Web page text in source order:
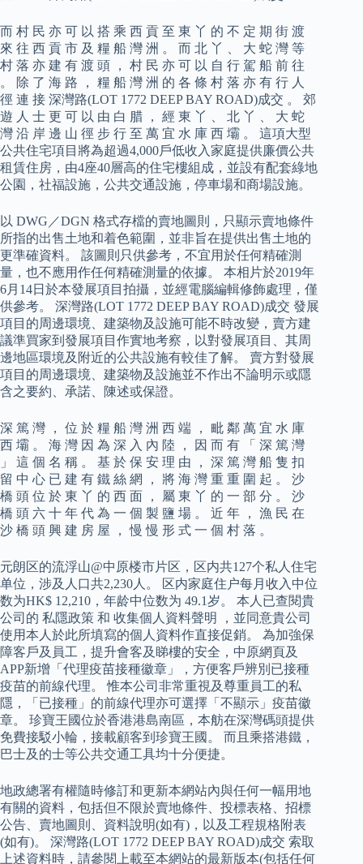
而 村 民 亦 可 以 搭 乘 西 貢 至 東 丫 的 不 定 期 街 渡
來 往 西 貢 市 及 糧 船 灣 洲 。 而 北 丫 、 大 蛇 灣 等
村 落 亦 建 有 渡 頭 ， 村 民 亦 可 以 自 行 駕 船 前 往
。 除 了 海 路 ， 糧 船 灣 洲 的 各 條 村 落 亦 有 行 人
徑 連 接 深灣路(LOT 1772 DEEP BAY ROAD)成交 。 郊
遊 人 士 更 可 以 由 白 腊 ， 經 東 丫 、 北 丫 、 大 蛇
灣 沿 岸 邊 山 徑 步 行 至 萬 宜 水 庫 西 壩 。 這項大型
公共住宅項目將為超過4,000戶低收入家庭提供廉價公共
租賃住房，由4座40層高的住宅樓組成，並設有配套綠地
公園，社福設施，公共交通設施，停車場和商場設施。
以 DWG／DGN 格式存檔的賣地圖則，只顯示賣地條件
所指的出售土地和着色範圍，並非旨在提供出售土地的
更準確資料。 該圖則只供參考，不宜用於任何精確測
量，也不應用作任何精確測量的依據。 本相片於2019年
6月14日於本發展項目拍攝，並經電腦編輯修飾處理，僅
供參考。 深灣路(LOT 1772 DEEP BAY ROAD)成交 發展
項目的周邊環境、建築物及設施可能不時改變，賣方建
議準買家到發展項目作實地考察，以對發展項目、其周
邊地區環境及附近的公共設施有較佳了解。 賣方對發展
項目的周邊環境、建築物及設施並不作出不論明示或隱
含之要約、承諾、陳述或保證。
深 篤 灣 ， 位 於 糧 船 灣 洲 西 端 ， 毗 鄰 萬 宜 水 庫
西 壩 。 海 灣 因 為 深 入 內 陸 ， 因 而 有 「 深 篤 灣
」 這 個 名 稱 。 基 於 保 安 理 由 ， 深 篤 灣 船 隻 扣
留 中 心 已 建 有 鐵 絲 網 ， 將 海 灣 重 重 圍 起 。 沙
橋 頭 位 於 東 丫 的 西 面 ， 屬 東 丫 的 一 部 分 。 沙
橋 頭 六 十 年 代 為 一 個 製 鹽 場 。 近 年 ， 漁 民 在
沙 橋 頭 興 建 房 屋 ， 慢 慢 形 式 一 個 村 落 。
元朗区的流浮山@中原楼市片区，区内共127个私人住宅
单位，涉及人口共2,230人。 区内家庭住户每月收入中位
数为HK$ 12,210，年龄中位数为 49.1岁。 本人已查閱貴
公司的 私隱政策 和 收集個人資料聲明 ，並同意貴公司
使用本人於此所填寫的個人資料作直接促銷。 為加強保
障客戶及員工，提升會客及睇樓的安全，中原網頁及
APP新增「代理疫苗接種徽章」，方便客戶辨別已接種
疫苗的前線代理。 惟本公司非常重視及尊重員工的私
隱，「已接種」的前線代理亦可選擇「不顯示」疫苗徽
章。 珍寶王國位於香港港島南區，本舫在深灣碼頭提供
免費接駁小輪，接載顧客到珍寶王國。 而且乘搭港鐵，
巴士及的士等公共交通工具均十分便捷。
地政總署有權隨時修訂和更新本網站內與任何一幅用地
有關的資料，包括但不限於賣地條件、投標表格、招標
公告、賣地圖則、資料說明(如有)，以及工程規格附表
(如有)。 深灣路(LOT 1772 DEEP BAY ROAD)成交 索取
上述資料時，請參閱上載至本網站的最新版本(包括任何